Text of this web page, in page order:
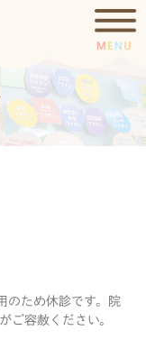
のため休診です。院
ご容赦ください。